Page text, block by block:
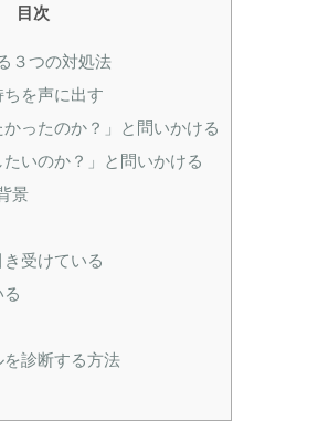
目次
３つの対処法
を声に出す
かったのか？」と問いかける
たいのか？」と問いかける
景
受けている
診断する方法